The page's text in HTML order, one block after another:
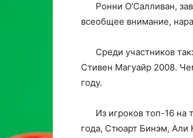
Ронни О’Салливан,
всеобщее внимание,
Среди участников
Стивен Магуайр 2008.
году.
Из игроков топ-16 на
года, Стюарт Бинэм, Али